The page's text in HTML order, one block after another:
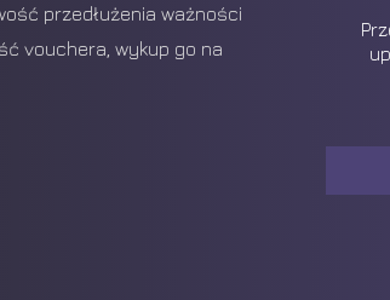
przedłużenia ważności
vouchera, wykup go na